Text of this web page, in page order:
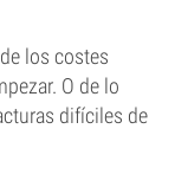
los costes
O de lo
difíciles de